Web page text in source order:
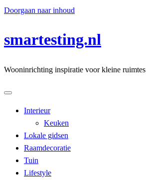
Doorgaan naar inhoud
smartesting.nl
Wooninrichting inspiratie voor kleine ruimtes
Interieur
Keuken
Lokale gidsen
Raamdecoratie
Tuin
Lifestyle